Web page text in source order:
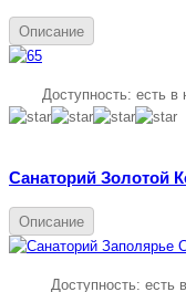
Описание
Доступность: есть в
Санаторий Золотой
Описание
Доступность: есть